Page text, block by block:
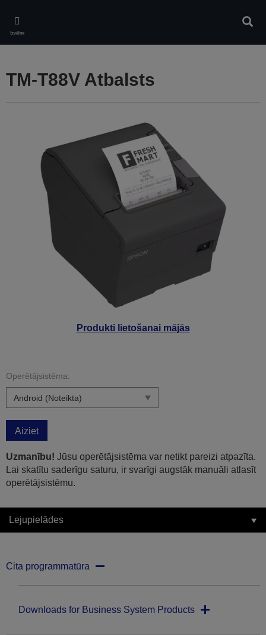
main
content
Izvēlne
Produkti lietošanai mājās
TM-T88V Atbalsts
Operētājsistēma:
Aiziet
Uzmanību! Jūsu operētājsistēma var netikt pareizi atpazīta.
Lai skatītu saderīgu saturu, ir svarīgi augstāk manuāli atlasīt
operētājsistēmu.
Lejupielādes
Cita programmatūra
Downloads for Business System Products